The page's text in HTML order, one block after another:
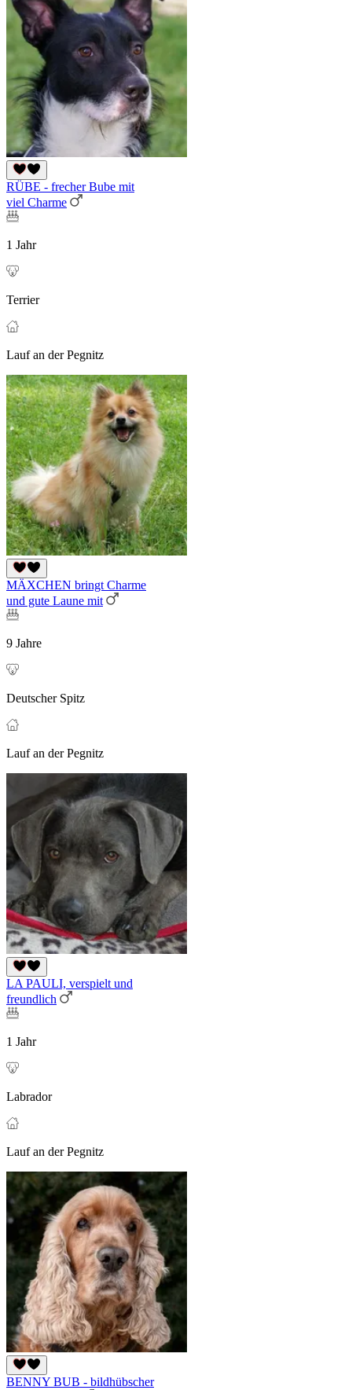
RÜBE - frecher Bube mit
viel Charme
1 Jahr
Terrier
Lauf an der Pegnitz
MÄXCHEN bringt Charme
und gute Laune mit
9 Jahre
Deutscher Spitz
Lauf an der Pegnitz
LA PAULI, verspielt und
freundlich
1 Jahr
Labrador
Lauf an der Pegnitz
BENNY BUB - bildhübscher